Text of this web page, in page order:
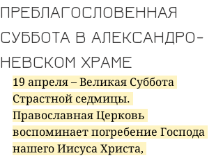
ПРЕБЛАГОСЛОВЕННАЯ
СУББОТА В АЛЕКСАНДРО-
НЕВСКОМ ХРАМЕ
19 апреля – Великая Суббота
Страстной седмицы.
Православная Церковь
воспоминает погребение Господа
нашего Иисуса Христа,